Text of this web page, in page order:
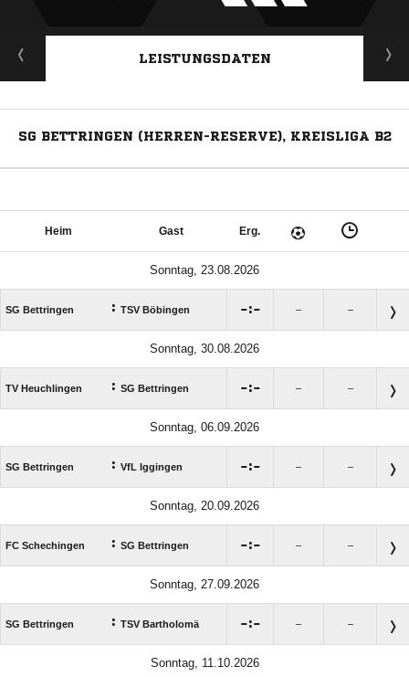
LEISTUNGSDATEN
SG BETTRINGEN (HERREN-RESERVE), KREISLIGA B2
Heim Gast Erg.
Sonntag, 23.08.2026
SG Bettringen : TSV Böbingen : – –
Sonntag, 30.08.2026
TV Heuchlingen : SG Bettringen : – –
Sonntag, 06.09.2026
SG Bettringen : VfL Iggingen : – –
Sonntag, 20.09.2026
FC Schechingen : SG Bettringen : – –
Sonntag, 27.09.2026
SG Bettringen : TSV Bartholomä : – –
Sonntag, 11.10.2026